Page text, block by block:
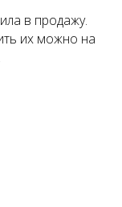
в продажу.
их можно на